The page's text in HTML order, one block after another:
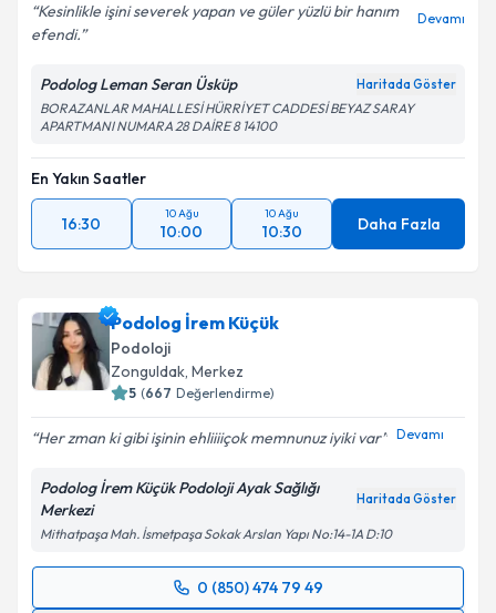
Kesinlikle işini severek yapan ve güler yüzlü bir hanım
efendi.
Devamı
Podolog Leman Seran Üsküp Haritada Göster
BORAZANLAR MAHALLESİ HÜRRİYET CADDESİ BEYAZ SARAY
APARTMANI NUMARA 28 DAİRE 8 14100
En Yakın Saatler
16:30
10 Ağu
10:00
10 Ağu
10:30 Daha Fazla
Podolog İrem Küçük
Podoloji
Zonguldak, Merkez
5 (667 Değerlendirme)
Her zman ki gibi işinin ehliiii️çok memnunuz iyiki var Devamı
Podolog İrem Küçük Podoloji Ayak Sağlığı
Merkezi
Haritada Göster
Mithatpaşa Mah. İsmetpaşa Sokak Arslan Yapı No:14-1A D:10
0 (850) 474 79 49
Randevu Takvimi Talebi